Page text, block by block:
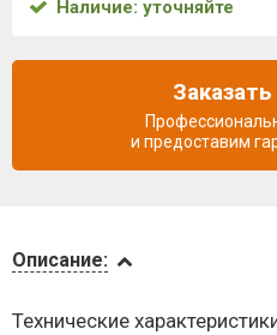
и оплата
Описание:
Технические
Наличие: уточняйте
и предоставим